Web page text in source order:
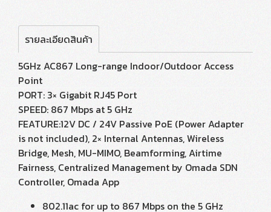
รายละเอียดสินค้า
5GHz AC867 Long-range Indoor/Outdoor Access
Point
PORT: 3× Gigabit RJ45 Port
SPEED: 867 Mbps at 5 GHz
FEATURE:12V DC / 24V Passive PoE (Power Adapter
is not included), 2× Internal Antennas, Wireless
Bridge, Mesh, MU-MIMO, Beamforming, Airtime
Fairness, Centralized Management by Omada SDN
Controller, Omada App
802.11ac for up to 867 Mbps on the 5 GHz